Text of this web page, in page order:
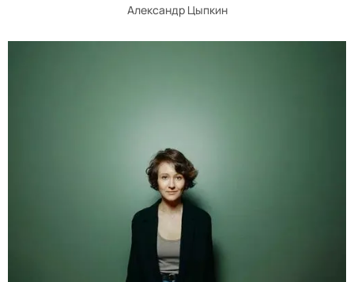
Александр Цыпкин